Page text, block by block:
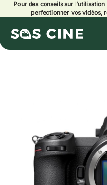
Pour des conseils sur
perfectionner vos vidéos,